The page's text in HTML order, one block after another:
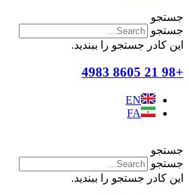
جستجو
جستجو
این کادر جستجو را ببندید.
+98 21 8605 4983
EN
FA
جستجو
جستجو
این کادر جستجو را ببندید.